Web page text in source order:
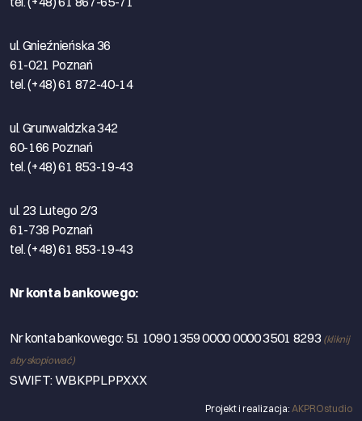
ul. Gnieźnieńska 36
61-021 Poznań
tel. (+48) 61 872-40-14
ul. Grunwaldzka 342
60-166 Poznań
tel. (+48) 61 853-19-43
ul. 23 Lutego 2/3
61-738 Poznań
tel. (+48) 61 853-19-43
Nr konta bankowego:
Nr konta bankowego: 51 1090 1359 0000 0000 3501 8293 (kliknij
aby skopiować)
SWIFT: WBKPPLPPXXX
Projekt i realizacja: AKPROstudio